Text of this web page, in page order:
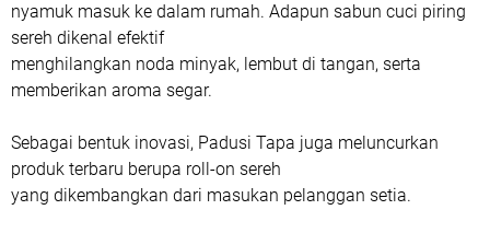
nyamuk masuk ke dalam rumah. Adapun sabun cuci piring
sereh dikenal efektif
menghilangkan noda minyak, lembut di tangan, serta
memberikan aroma segar.
Sebagai bentuk inovasi, Padusi Tapa juga meluncurkan
produk terbaru berupa roll-on sereh
yang dikembangkan dari masukan pelanggan setia.